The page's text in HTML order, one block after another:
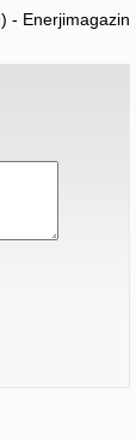
- Enerjimagazin